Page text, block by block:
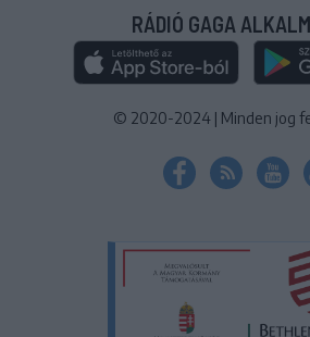
RÁDIÓ GAGA
© 2020-2024 | Minden jog